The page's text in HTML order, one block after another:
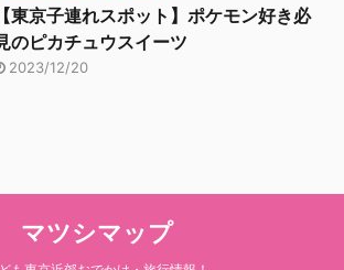
【東京子連れスポット】ポケモン好き必
のピカチュウスイーツ
2023/12/20
マツシマップ